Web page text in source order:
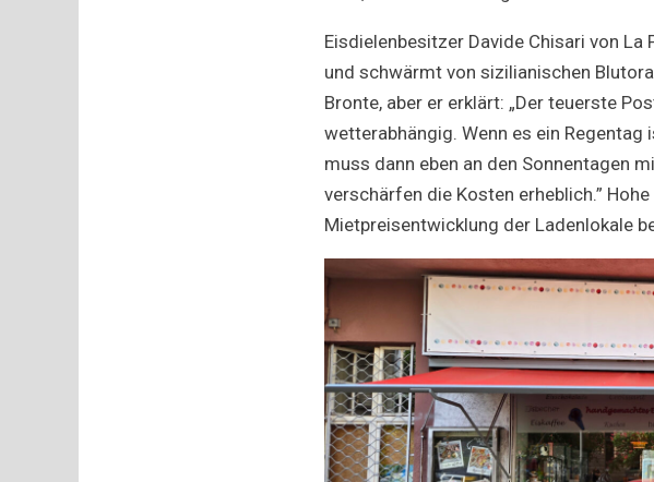
Eisdielenbesitzer Davide Chisari von
und schwärmt von sizilianischen
Bronte, aber er erklärt: „Der teuerste
wetterabhängig. Wenn es ein
muss dann eben an den Sonnentagen
verschärfen die Kosten erheblich.”
Mietpreisentwicklung der Ladenlokale